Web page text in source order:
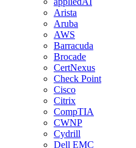
Arista
Aruba
AWS
Barracuda
Brocade
CertNexus
Check Point
Cisco
Citrix
CompTIA
CWNP
Cydrill
Dell EMC